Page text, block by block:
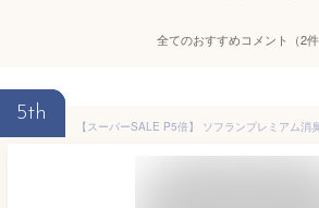
全てのおすすめコメント（2件
5th